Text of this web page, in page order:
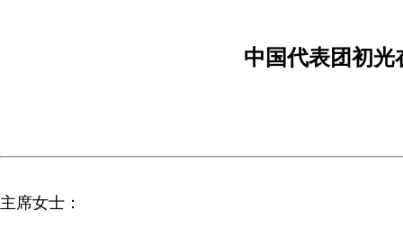
中国代表团初光
主席女士：